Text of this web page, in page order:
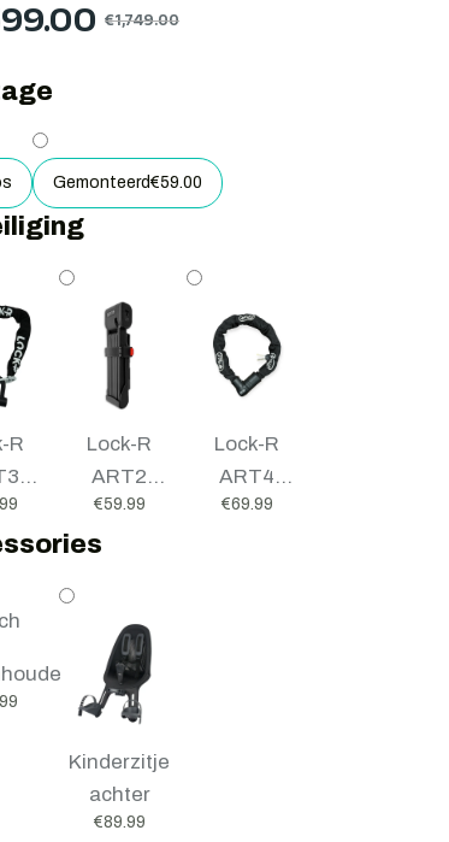
€1,749.00
Gemonteerd€59.00
R
Lock-R
ART2
vouwslot
€59.99
Lock-R
ART4
kettingslot
€69.99
Kinderzitje
achter
€89.99